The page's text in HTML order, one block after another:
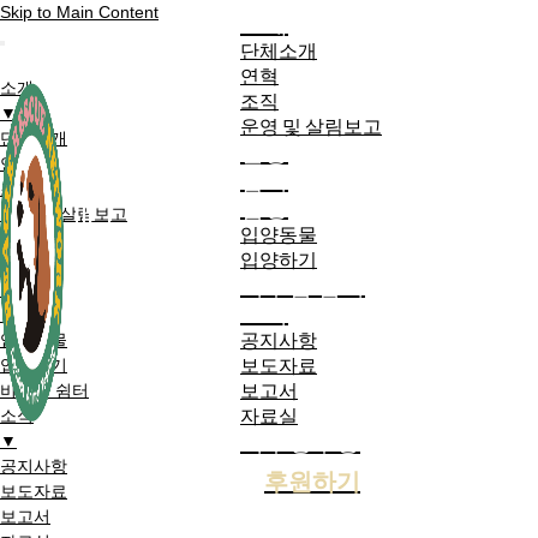
Skip to Main Content
소개
▼
단체소개
연혁
조직
운영 및 살림보고
활동
참여
입양
▼
입양동물
입양하기
비구협 쉼터
소식
▼
공지사항
보도자료
보고서
단체소개
연혁
조직
운영 및 살림보고
입양동물
입양하기
공지사항
보도자료
보고서
자료실
후원하기